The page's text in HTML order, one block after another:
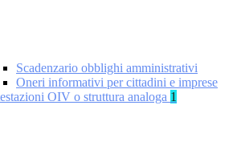
Scadenzario obblighi amministrativi
Oneri informativi per cittadini e imprese
OIV o struttura analoga 1